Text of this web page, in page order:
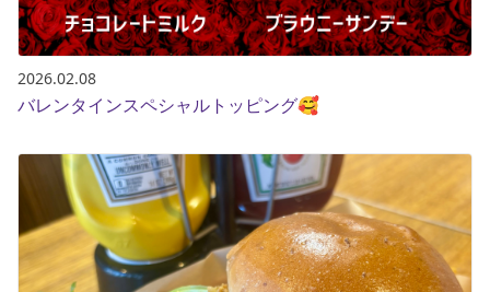
2026.02.08
バレンタインスペシャルトッピング🥰